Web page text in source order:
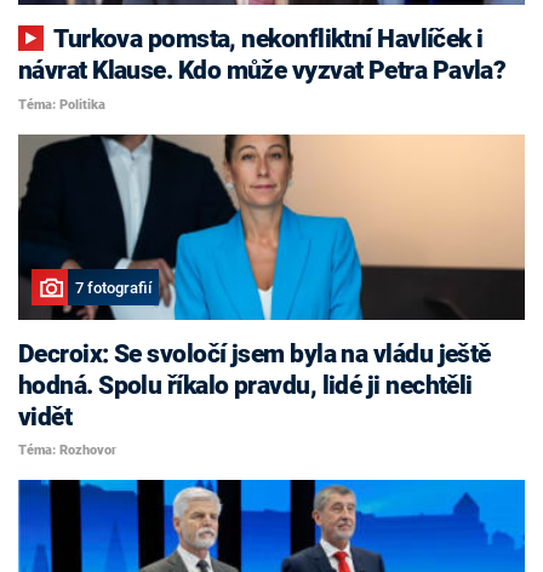
Turkova pomsta, nekonfliktní Havlíček i
návrat Klause. Kdo může vyzvat Petra Pavla?
Téma: Politika
7 fotografií
Decroix: Se svoločí jsem byla na vládu ještě
hodná. Spolu říkalo pravdu, lidé ji nechtěli
vidět
Téma: Rozhovor